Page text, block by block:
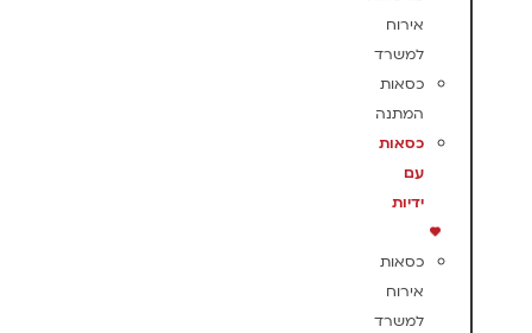
אירוח
למשרד
כסאות
המתנה
כסאות
עם
ידיות
כסאות
אירוח
למשרד